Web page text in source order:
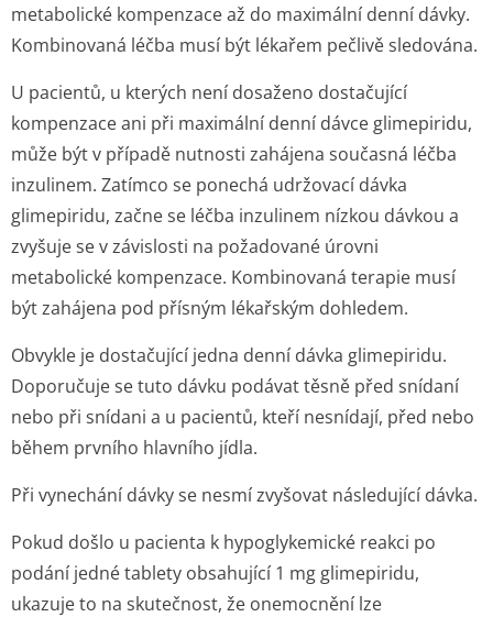
metabolické kompenzace až do maximální denní dávky.
Kombinovaná léčba musí být lékařem pečlivě sledována.
U pacientů, u kterých není dosaženo dostačující
kompenzace ani při maximální denní dávce glimepiridu,
může být v případě nutnosti zahájena současná léčba
inzulinem. Zatímco se ponechá udržovací dávka
glimepiridu, začne se léčba inzulinem nízkou dávkou a
zvyšuje se v závislosti na požadované úrovni
metabolické kompenzace. Kombinovaná terapie musí
být zahájena pod přísným lékařským dohledem.
Obvykle je dostačující jedna denní dávka glimepiridu.
Doporučuje se tuto dávku podávat těsně před snídaní
nebo při snídani a u pacientů, kteří nesnídají, před nebo
během prvního hlavního jídla.
Při vynechání dávky se nesmí zvyšovat následující dávka.
Pokud došlo u pacienta k hypoglykemické reakci po
podání jedné tablety obsahující 1 mg glimepiridu,
ukazuje to na skutečnost, že onemocnění lze